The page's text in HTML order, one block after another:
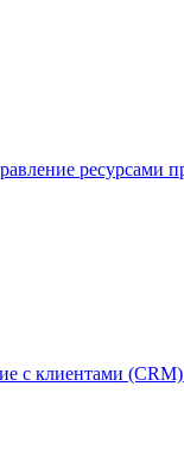
ресурсами
с клиентами